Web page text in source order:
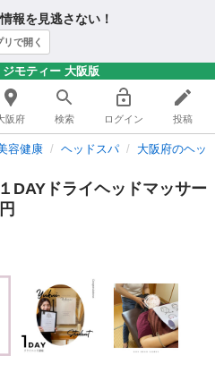
報を見逃さない！
リで開く
モティー 大阪版
阪府 検索 ログイン 投稿
容健康 ヘッドスパ 大阪府のヘッ
DAYドライヘッドマッサー